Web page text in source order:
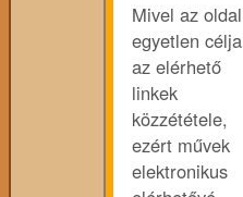
Mivel az oldal
egyetlen célja
az elérhető
linkek
közzététele,
ezért művek
elektronikus